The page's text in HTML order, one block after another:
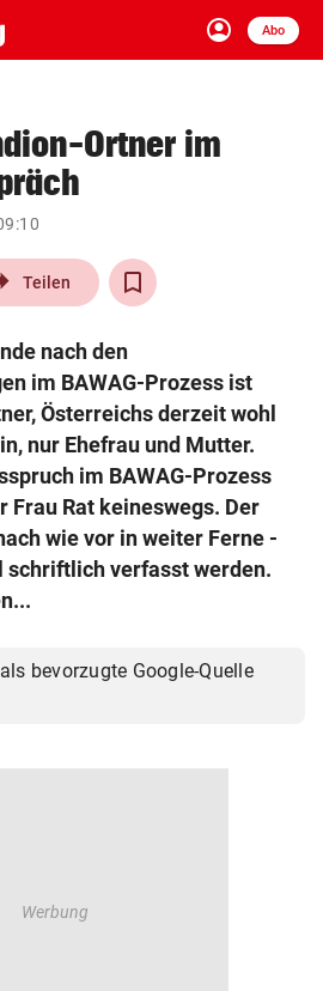
account_circle
Anmelden
Abo
close Schließen
arrow_right
& Co KG 2026
Ortner im
Teilen
nach den
im BAWAG-Prozess ist
Österreichs derzeit wohl
nur Ehefrau und Mutter.
im BAWAG-Prozess
Frau Rat keineswegs. Der
wie vor in weiter Ferne -
schriftlich verfasst werden.
bevorzugte Google-Quelle